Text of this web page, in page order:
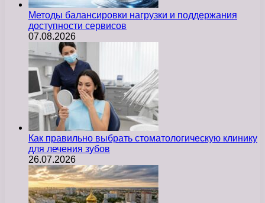
Методы балансировки нагрузки и поддержания
доступности сервисов
07.08.2026
Как правильно выбрать стоматологическую клинику
для лечения зубов
26.07.2026